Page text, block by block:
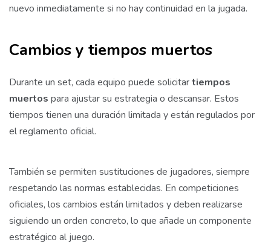
nuevo inmediatamente si no hay continuidad en la jugada.
Cambios y tiempos muertos
Durante un set, cada equipo puede solicitartiempos
muertos para ajustar su estrategia o descansar. Estos
tiempos tienen una duración limitada y están regulados por
el reglamento oficial.
También se permiten sustituciones de jugadores, siempre
respetando las normas establecidas. En competiciones
oficiales, los cambios están limitados y deben realizarse
siguiendo un orden concreto, lo que añade un componente
estratégico al juego.